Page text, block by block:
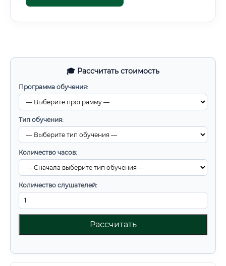
🎓 Рассчитать стоимость
Программа обучения:
Тип обучения:
Количество часов:
Количество слушателей:
Рассчитать